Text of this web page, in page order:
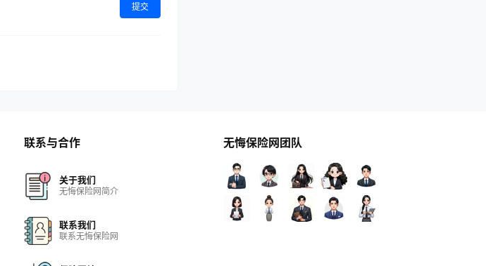
提交
联系与合作
关于我们
无悔保险网简介
联系我们
联系无悔保险网
无悔保险网团队